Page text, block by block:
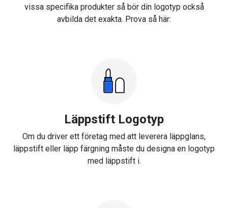
vissa specifika produkter så bör din logotyp också
avbilda det exakta. Prova så här:
Läppstift Logotyp
Om du driver ett företag med att leverera läppglans,
läppstift eller läpp färgning måste du designa en logotyp
med läppstift i.